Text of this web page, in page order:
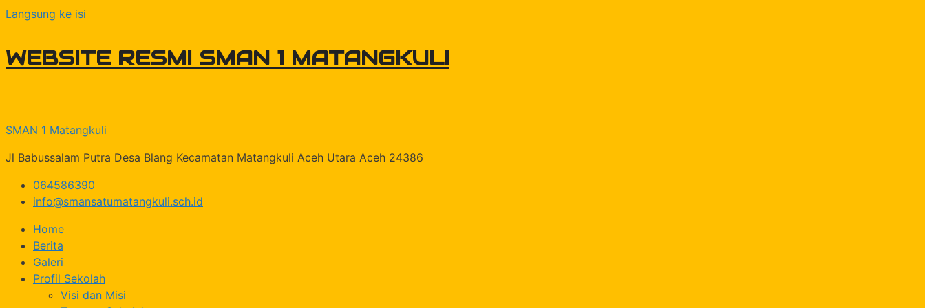
Langsung ke isi
WEBSITE RESMI SMAN 1 MATANGKULI
SMAN 1 Matangkuli
Jl Babussalam Putra Desa Blang Kecamatan Matangkuli Aceh Utara Aceh 24386
064586390
info@smansatumatangkuli.sch.id
Home
Berita
Galeri
Profil Sekolah
Visi dan Misi